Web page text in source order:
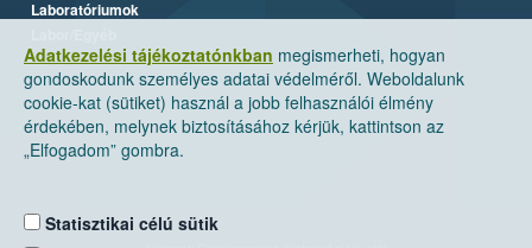
Adatkezelési tájékoztatónkban megismerheti, hogyan
gondoskodunk személyes adatai védelméről. Weboldalunk
cookie-kat (sütiket) használ a jobb felhasználói élmény
érdekében, melynek biztosításához kérjük, kattintson az
„Elfogadom” gombra.
Statisztikai célú sütik
Laboratóriumok